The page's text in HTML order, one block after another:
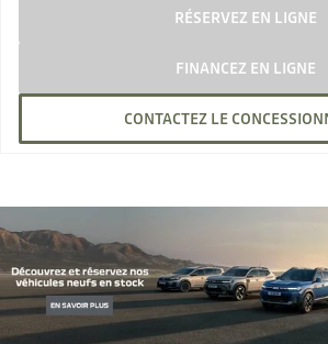
RÉSERVEZ EN LIGNE
FINANCEZ EN LIGNE
CONTACTEZ LE